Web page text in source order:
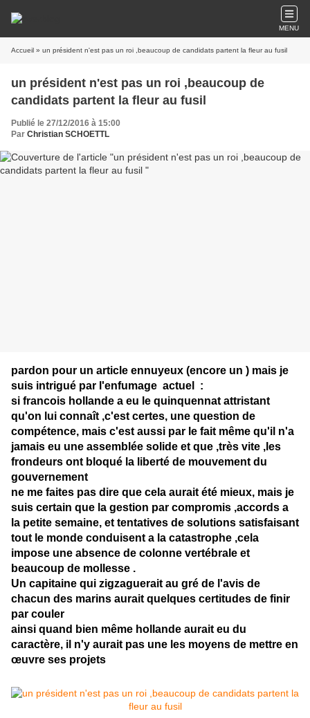
MENU
Accueil » un président n'est pas un roi ,beaucoup de candidats partent la fleur au fusil
un président n'est pas un roi ,beaucoup de
candidats partent la fleur au fusil
Publié le 27/12/2016 à 15:00
Par Christian SCHOETTL
pardon pour un article ennuyeux (encore un ) mais je
suis intrigué par l'enfumage actuel :
si francois hollande a eu le quinquennat attristant
qu'on lui connaît ,c'est certes, une question de
compétence, mais c'est aussi par le fait même qu'il n'a
jamais eu une assemblée solide et que ,très vite ,les
frondeurs ont bloqué la liberté de mouvement du
gouvernement
ne me faites pas dire que cela aurait été mieux, mais je
suis certain que la gestion par compromis ,accords a
la petite semaine, et tentatives de solutions satisfaisant
tout le monde conduisent a la catastrophe ,cela
impose une absence de colonne vertébrale et
beaucoup de mollesse .
Un capitaine qui zigzaguerait au gré de l'avis de
chacun des marins aurait quelques certitudes de finir
par couler
ainsi quand bien même hollande aurait eu du
caractère, il n'y aurait pas une les moyens de mettre en
œuvre ses projets